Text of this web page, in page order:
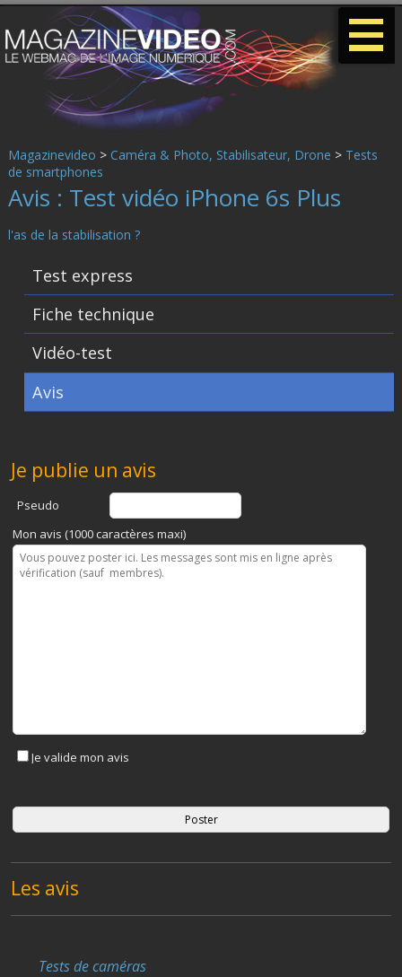
Magazinevideo > Caméra & Photo, Stabilisateur, Drone > Tests
de smartphones
Avis : Test vidéo iPhone 6s Plus
l'as de la stabilisation ?
Test express
Fiche technique
Vidéo-test
Avis
Je publie un avis
Pseudo
Mon avis (1000 caractères maxi)
Je valide mon avis
Les avis
Tests de caméras
-
-
-